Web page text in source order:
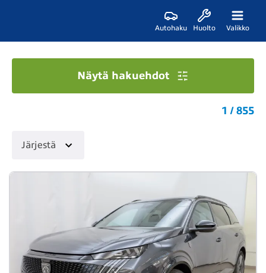
Autohaku Huolto Valikko
Näytä hakuehdot
1 / 855
Järjestä